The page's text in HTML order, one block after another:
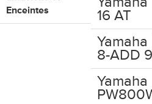
Enceintes
16 AT
Yamaha
8-ADD
Yamaha